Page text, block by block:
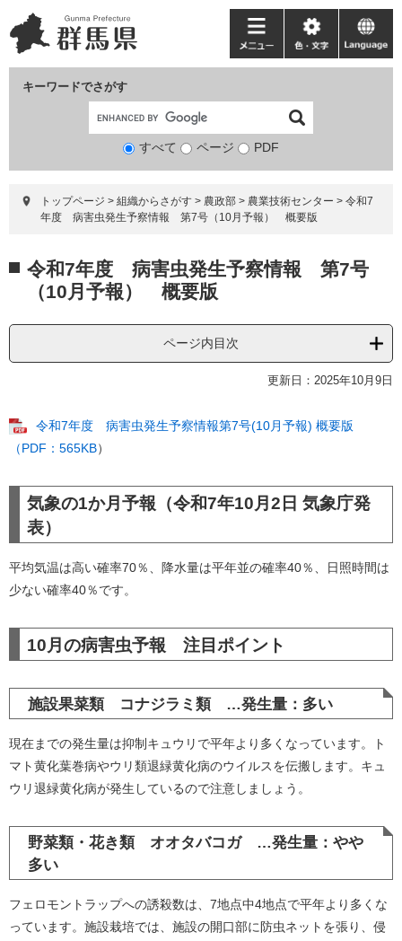
ー
ジ
ニ
ュ
て
キーワードでさがす
検
象
すべて ページ PDF
メ
ニ
ー
色・
文
language
トップページ > 組織からさがす > 農政部 > 農業技術センター > 令和7
年度 病害虫発生予察情報 第7号（10月予報） 概要版
文 令和7年度 病害虫発生予察情報 第7号
（10月予報） 概要版
ページ内目次
更新日：2025年10月9日
令和7年度 病害虫発生予察情報第7号(10月予報) 概要版
（PDF：565KB）
気象の1か月予報（令和7年10月2日 気象庁発
表）​​​​
平均気温は高い確率70％、降水量は平年並の確率40％、日照時間は
少ない確率40％です。
10月の病害虫予報 注目ポイント​
施設果菜類 コナジラミ類 …発生量：多い
現在までの発生量は抑制キュウリで平年より多くなっています。ト
マト黄化葉巻病やウリ類退緑黄化病のウイルスを伝搬します。キュ
ウリ退緑黄化病が発生しているので注意しましょう。
野菜類・花き類 オオタバコガ …発生量：やや
多い
フェロモントラップへの誘殺数は、7地点中4地点で平年より多くな
っています。施設栽培では、施設の開口部に防虫ネットを張り、侵